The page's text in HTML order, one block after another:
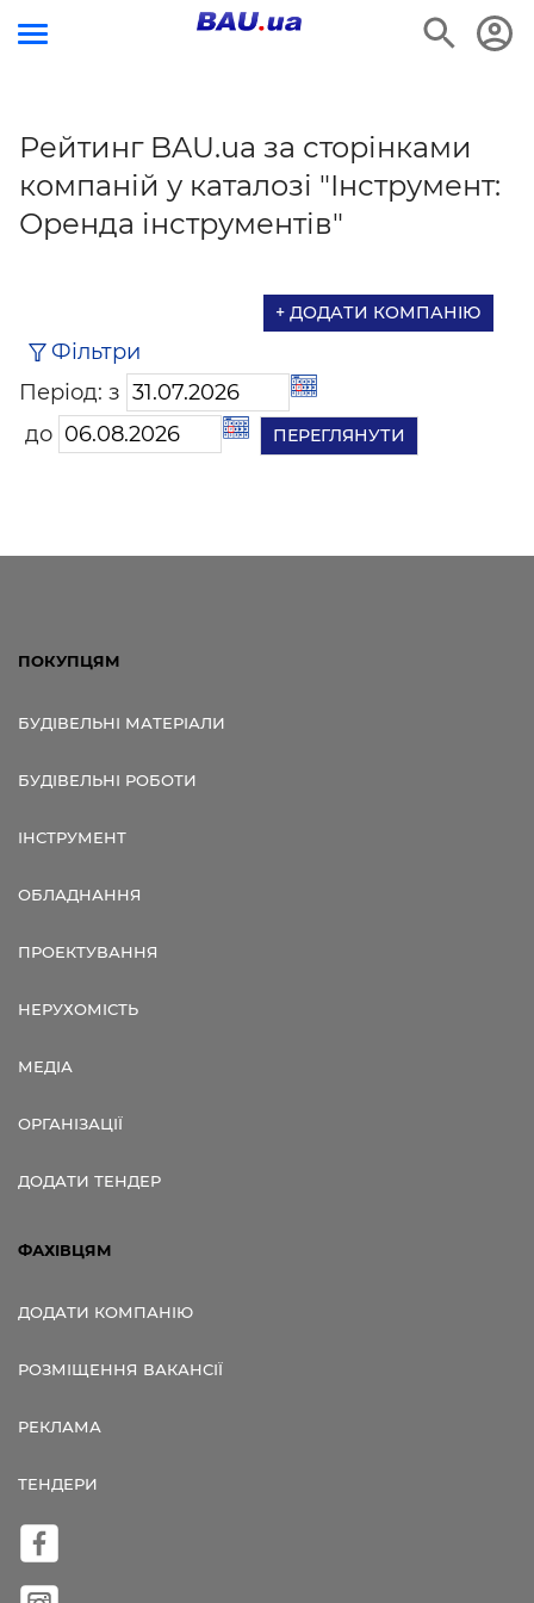
Рейтинг BAU.ua за сторінками
компаній у каталозі "Інструмент:
Оренда інструментів"
+ ДОДАТИ КОМПАНІЮ
Фільтри
Період: з
до
ПОКУПЦЯМ
БУДІВЕЛЬНІ МАТЕРІАЛИ
БУДІВЕЛЬНІ РОБОТИ
ІНСТРУМЕНТ
ОБЛАДНАННЯ
ПРОЕКТУВАННЯ
НЕРУХОМІСТЬ
МЕДІА
ОРГАНІЗАЦІЇ
ДОДАТИ ТЕНДЕР
ФАХІВЦЯМ
ДОДАТИ КОМПАНІЮ
РОЗМІЩЕННЯ ВАКАНСІЇ
РЕКЛАМА
ТЕНДЕРИ